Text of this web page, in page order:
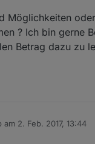
Möglichkeiten
? Ich bin gerne
Betrag dazu zu
am 2. Feb. 2017, 13:44
von